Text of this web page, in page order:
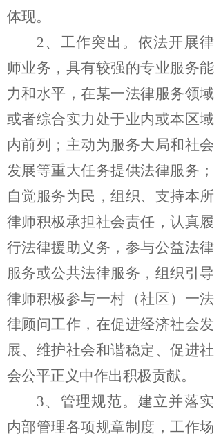
体现。
2、工作突出。 依法开展律
师业务，具有较强的专业服务能
力和水平，在某一法律服务领域
或者综合实力处于业内或本区域
内前列；主动为服务大局和社会
发展等重大任务提供法律服务；
自觉服务为民，组织、支持本所
律师积极承担社会责任，认真履
行法律援助义务，参与公益法律
服务或公共法律服务，组织引导
律师积极参与一村（社区）一法
律顾问工作，在促进经济社会发
展、维护社会和谐稳定、促进社
会公平正义中作出积极贡献。
3、管理规范。 建立并落实
内部管理各项规章制度，工作场